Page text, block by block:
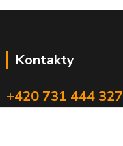
Kontakty
+420 731 444 327